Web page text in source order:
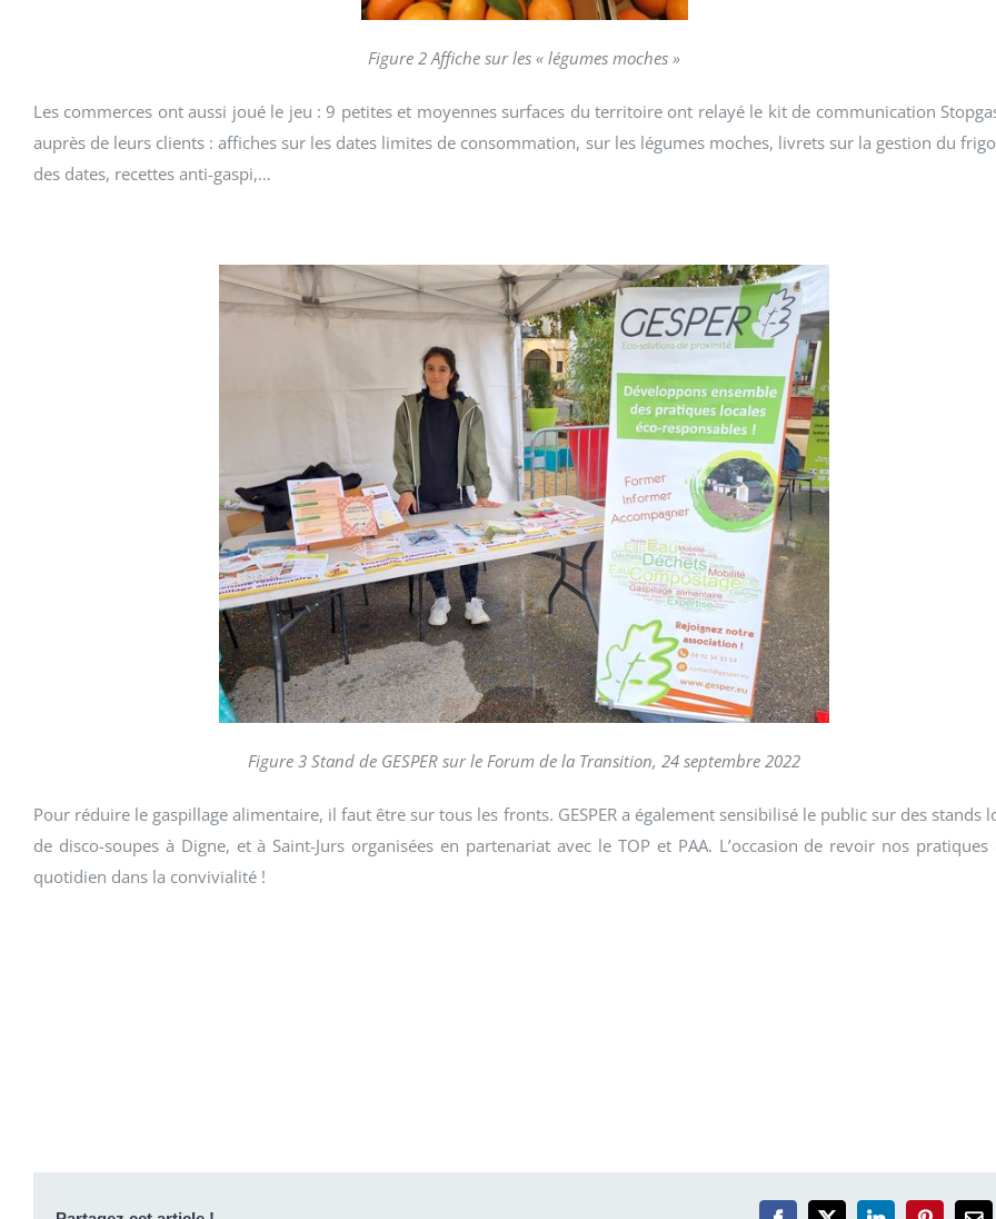
Figure 2 Affiche sur les « légumes moches »
Les commerces ont aussi joué le jeu : 9 petites et moyennes surfaces du territoire ont relayé le kit de communication
auprès de leurs clients : affiches sur les dates limites de consommation, sur les légumes moches, livrets sur la gestion du
des dates, recettes anti-gaspi,…
Figure 3 Stand de GESPER sur le Forum de la Transition, 24 septembre 2022
Pour réduire le gaspillage alimentaire, il faut être sur tous les fronts. GESPER a également sensibilisé le public sur des stands
de disco-soupes à Digne, et à Saint-Jurs organisées en partenariat avec le TOP et PAA. L’occasion de revoir nos pratiques
quotidien dans la convivialité !